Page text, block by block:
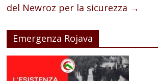
del Newroz per la sicurezza →
Emergenza Rojava